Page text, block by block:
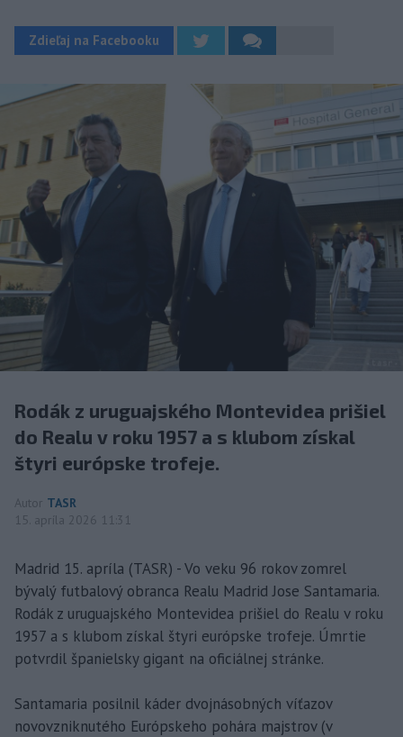
Zdieľaj na Facebooku
Rodák z uruguajského Montevidea prišiel
do Realu v roku 1957 a s klubom získal
štyri európske trofeje.
Autor TASR
15. apríla 2026 11:31
Madrid 15. apríla (TASR) - Vo veku 96 rokov zomrel
bývalý futbalový obranca Realu Madrid Jose Santamaria.
Rodák z uruguajského Montevidea prišiel do Realu v roku
1957 a s klubom získal štyri európske trofeje. Úmrtie
potvrdil španielsky gigant na oficiálnej stránke.
Santamaria posilnil káder dvojnásobných víťazov
novovzniknutého Európskeho pohára majstrov (v